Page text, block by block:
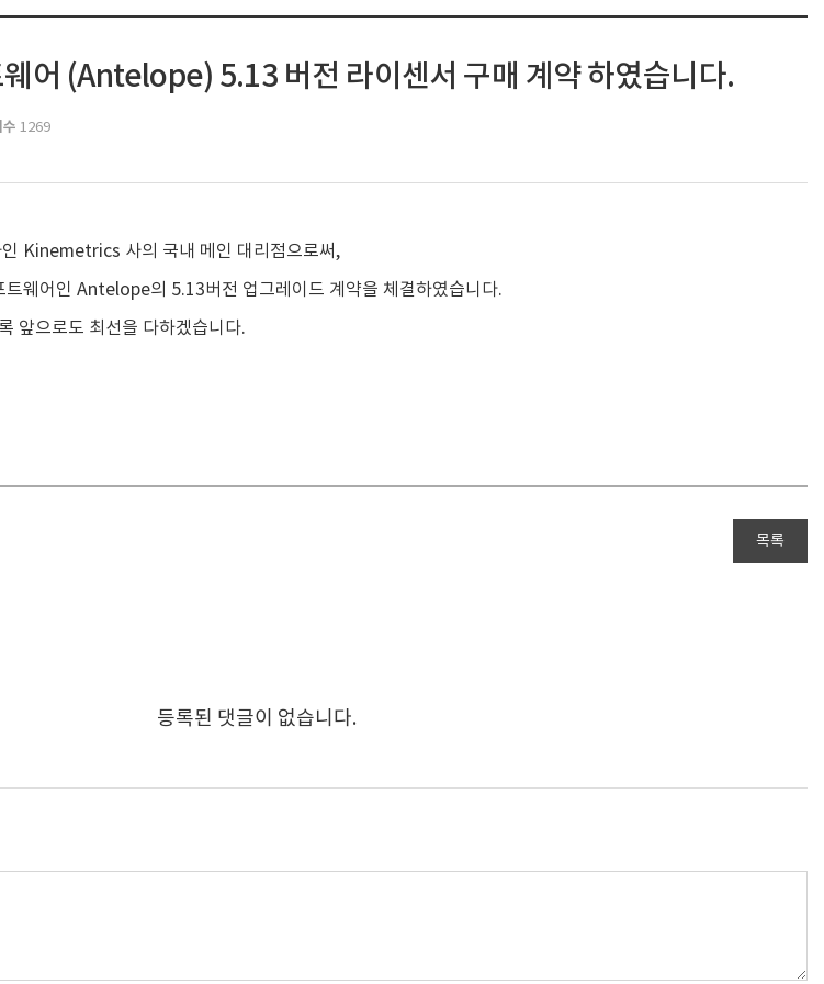
어 (Antelope) 5.13 버전 라이센서 구매 계약 하였습니다.
1269
Kinemetrics 사의 국내 메인 대리점으로써,
트웨어인 Antelope의 5.13버전 업그레이드 계약을 체결하였습니다.
앞으로도 최선을 다하겠습니다.
목록
등록된 댓글이 없습니다.